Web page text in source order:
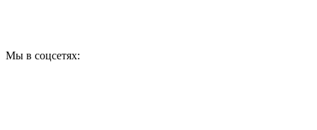
Мы в соцсетях: